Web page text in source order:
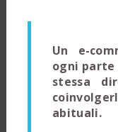
Un e-
ogni
stessa
abituali.